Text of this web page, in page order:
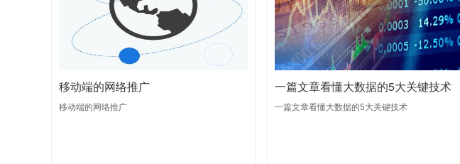
移动端的网络推广
移动端的网络推广
一篇文章看懂大数据的5大关键技术
一篇文章看懂大数据的5大关键技术